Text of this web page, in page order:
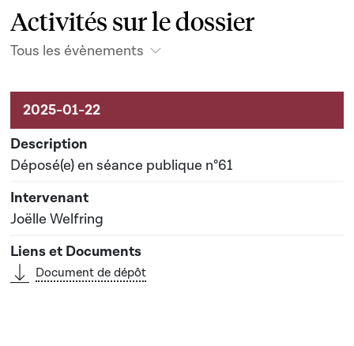
Activités sur le dossier
Tous les évènements
Activités sur le dossier
Déposé(e) en séance publique n°61
Joëlle Welfring
Document de dépôt